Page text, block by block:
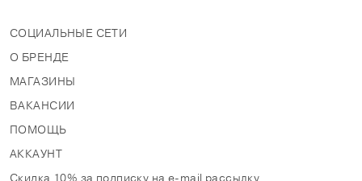
СОЦИАЛЬНЫЕ СЕТИ
О БРЕНДЕ
МАГАЗИНЫ
ВАКАНСИИ
ПОМОЩЬ
АККАУНТ
Скидка 10% за подписку на e-mail рассылку